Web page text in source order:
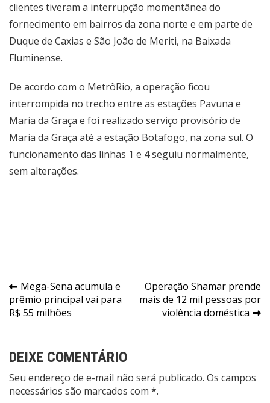
clientes tiveram a interrupção momentânea do
fornecimento em bairros da zona norte e em parte de
Duque de Caxias e São João de Meriti, na Baixada
Fluminense.
De acordo com o MetrôRio, a operação ficou
interrompida no trecho entre as estações Pavuna e
Maria da Graça e foi realizado serviço provisório de
Maria da Graça até a estação Botafogo, na zona sul. O
funcionamento das linhas 1 e 4 seguiu normalmente,
sem alterações.
Navegação
de
Mega-Sena acumula e
prêmio principal vai para
R$ 55 milhões
Operação Shamar prende
mais de 12 mil pessoas por
violência doméstica
DEIXE COMENTÁRIO
Seu endereço de e-mail não será publicado. Os campos
necessários são marcados com *.